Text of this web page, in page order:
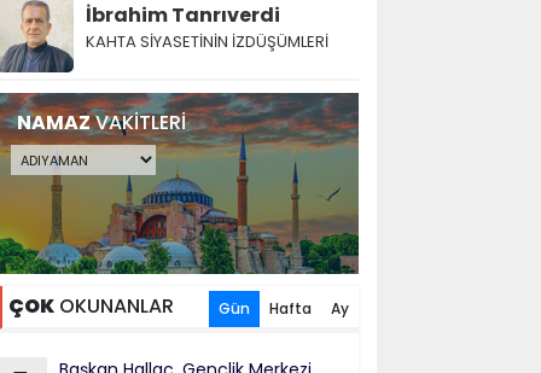
İbrahim Tanrıverdi
KAHTA SİYASETİNİN İZDÜŞÜMLERİ
NAMAZVAKİTLERİ
ÇOKOKUNANLAR Gün Hafta Ay